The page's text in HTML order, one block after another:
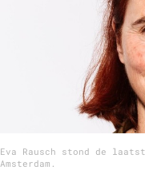
9 sept: GenAI-training
12 nov: MarketingLive!
Opleidingen
Eva Rausch stond de
Amsterdam.